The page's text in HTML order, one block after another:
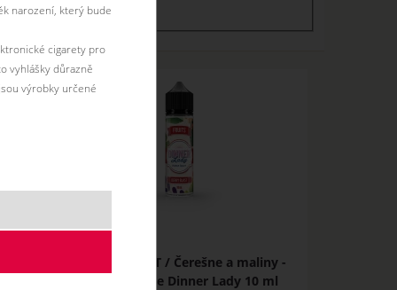
skladem skladom
BERRY BLAST / Čerešne a maliny -
shake&vape Dinner Lady 10 ml
narození, který bude
cigarety pro
vyhlášky důrazně
výrobky určené